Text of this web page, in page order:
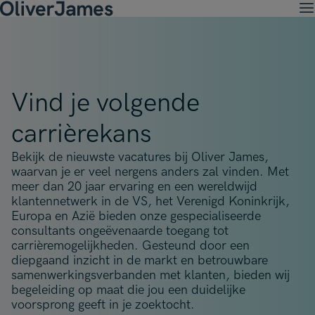
Wervingsdiensten
Open menu
Permanent Werving
Contract Werving
Tijdelijke Werving
Executive Search
Onze specialisaties
Open menu
Accountancy, Financiën & Audit
Actuariaat
Risico & Compliance
Technologie
Transformatie & Verandering
Job Search
Werken met OJ
Onze specialisaties
Open menu
Accountancy, Financiën & Audit
Actuariaat
Risico & Compliance
Technologie
Transformatie & Change Management
Open menu
Over Oliver James
Onze Sectoren
Open menu
Financiële Diensten
Verzekeringssector
Handel & Industrie
Professionele Dienstverlening
Onze Kantoren
Open menu
Amsterdam
Brussels
Charlotte
OJ Carrières
Contact
Vind je volgende
carrièrekans
Bekijk de nieuwste vacatures bij Oliver James,
waarvan je er veel nergens anders zal vinden. Met
meer dan 20 jaar ervaring en een wereldwijd
klantennetwerk in de VS, het Verenigd Koninkrijk,
Europa en Azië bieden onze gespecialiseerde
consultants ongeëvenaarde toegang tot
carrièremogelijkheden. Gesteund door een
diepgaand inzicht in de markt en betrouwbare
samenwerkingsverbanden met klanten, bieden wij
begeleiding op maat die jou een duidelijke
voorsprong geeft in je zoektocht.